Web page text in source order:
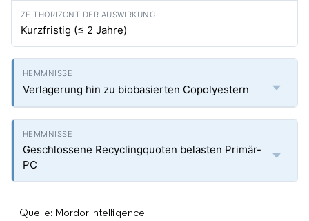
Kurzfristig (≤ 2 Jahre)
Verlagerung hin zu biobasierten Copolyestern
Geschlossene Recyclingquoten belasten Primär-
PC
Quelle: Mordor Intelligence